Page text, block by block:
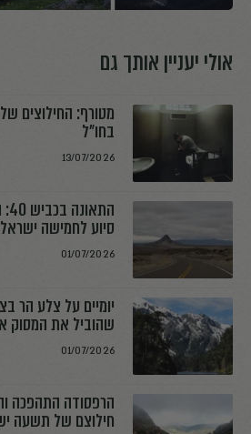
אולי יעניין אותך גם
מטורף: החילוצים
בחו"ל
13/07/2026
סיוע לחמישה
01/07/2026
יומיים על צלע הר
שהוביל את המסוק
01/07/2026
הרפסודה התהפכה
חילוצם של תשעה